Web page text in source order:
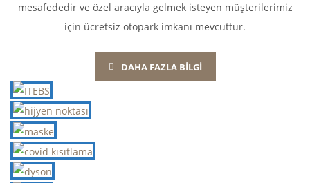
mesafededir ve özel aracıyla gelmek isteyen müşterilerimiz
için ücretsiz otopark imkanı mevcuttur.
DAHA FAZLA BİLGİ